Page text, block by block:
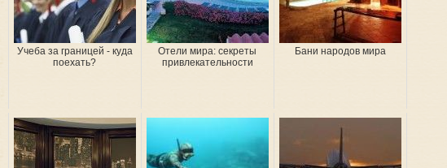
Учеба за границей - куда
поехать?
Отели мира: секреты
привлекательности
Бани народов мира